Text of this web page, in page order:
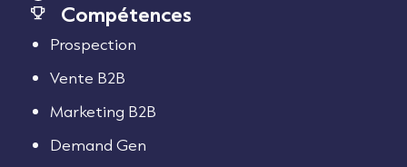
Compétences
Prospection
Vente B2B
Marketing B2B
Demand Gen